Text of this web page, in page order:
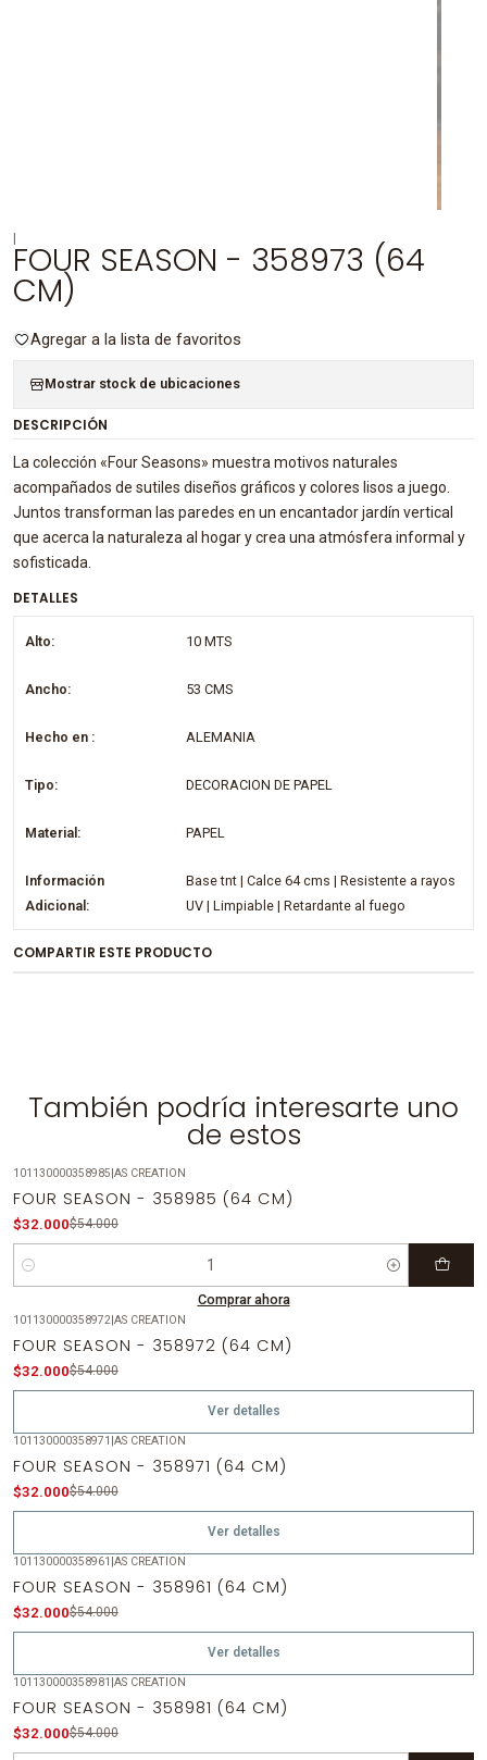
|FOUR SEASON - 358973 (64
CM)
Agregar a la lista de favoritos
Mostrar stock de ubicaciones
DESCRIPCIÓN
La colección «Four Seasons» muestra motivos naturales
acompañados de sutiles diseños gráficos y colores lisos a juego.
Juntos transforman las paredes en un encantador jardín vertical
que acerca la naturaleza al hogar y crea una atmósfera informal y
sofisticada.
DETALLES
Alto: 10 MTS
Ancho: 53 CMS
Hecho en : ALEMANIA
Tipo: DECORACION DE PAPEL
Material: PAPEL
Información
Adicional:
Base tnt | Calce 64 cms | Resistente a rayos
UV | Limpiable | Retardante al fuego
COMPARTIR ESTE PRODUCTO
También podría interesarte uno
de estos
101130000358985 AS CREATION
FOUR SEASON - 358985 (64 CM)
$32.000$54.000
Cantidad
Comprar ahora
Agotado
101130000358972| AS CREATION
FOUR SEASON - 358972 (64 CM)
$32.000$54.000
Ver detalles
Agotado
101130000358971 AS CREATION
FOUR SEASON - 358971 (64 CM)
$32.000$54.000
Ver detalles
Agotado
101130000358961 AS CREATION
FOUR SEASON - 358961 (64 CM)
$32.000$54.000
Ver detalles
101130000358981 AS CREATION
FOUR SEASON - 358981 (64 CM)
$32.000$54.000